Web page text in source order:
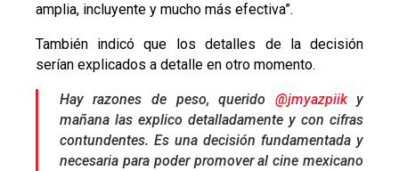
amplia, incluyente y mucho más efectiva”.
También indicó que los detalles de la decisión
serían explicados a detalle en otro momento.
Hay razones de peso, querido @jmyazpiiky
mañana las explico detalladamente y con cifras
contundentes. Es una decisión fundamentada y
necesaria para poder promover al cine mexicano